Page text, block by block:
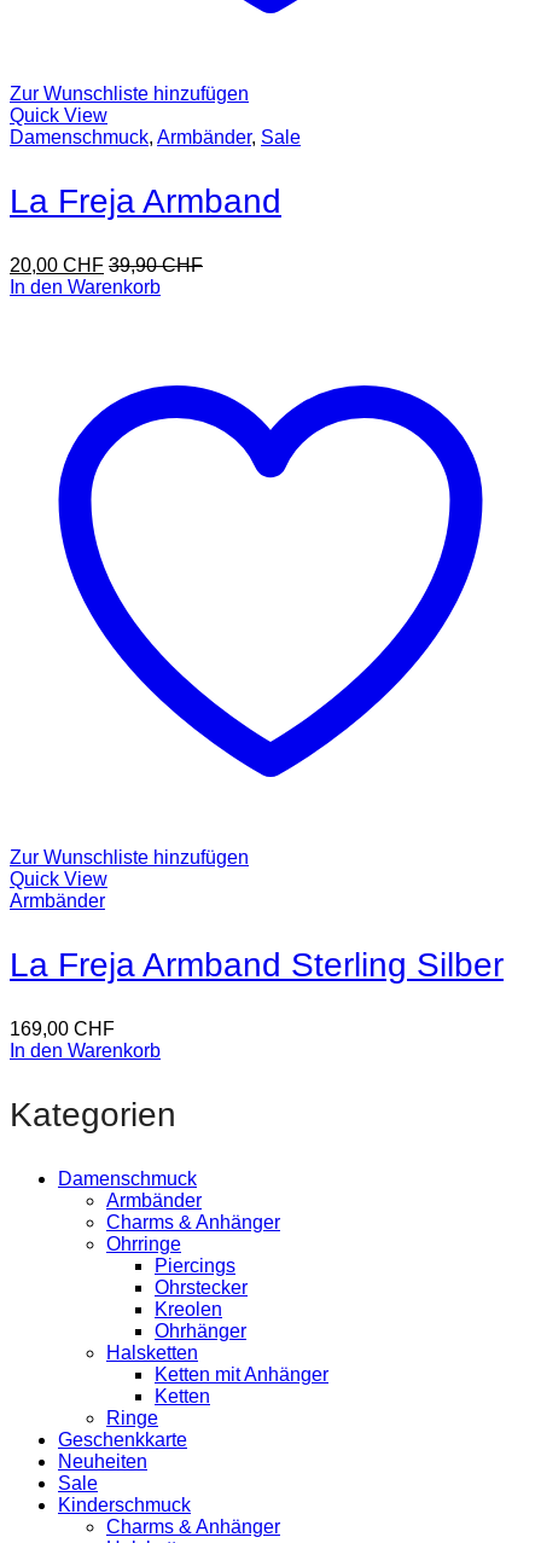
Zur Wunschliste hinzufügen
Quick View
Damenschmuck, Armbänder, Sale
La Freja Armband
20,00 CHF 39,90CHF
In den Warenkorb
Zur Wunschliste hinzufügen
Quick View
Armbänder
La Freja Armband Sterling Silber
169,00 CHF
In den Warenkorb
Kategorien
Damenschmuck
Armbänder
Charms & Anhänger
Ohrringe
Piercings
Ohrstecker
Kreolen
Ohrhänger
Halsketten
Ketten mit Anhänger
Ketten
Ringe
Geschenkkarte
Neuheiten
Sale
Kinderschmuck
Charms & Anhänger